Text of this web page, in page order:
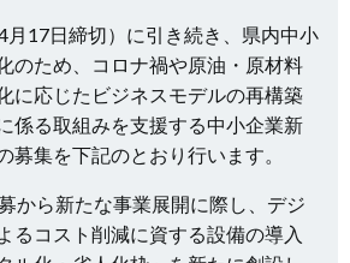
月17日締切）に引き続き、県内中小
のため、コロナ禍や原油・原材料
に応じたビジネスモデルの再構築
係る取組みを支援する中小企業新
募集を下記のとおり行います。
から新たな事業展開に際し、デジ
るコスト削減に資する設備の導入